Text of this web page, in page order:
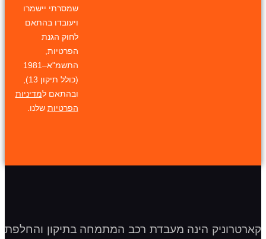
שמסרתי יישמרו
ויעובדו בהתאם
לחוק הגנת
הפרטיות,
התשמ"א–1981
(כולל תיקון 13),
ובהתאם למדיניות
הפרטיות שלנו.
קארטרוניק הינה מעבדת רכב המתמחה בתיקון והחלפת